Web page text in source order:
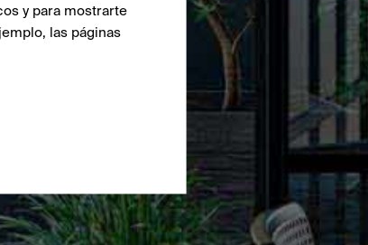
y para mostrarte
las páginas